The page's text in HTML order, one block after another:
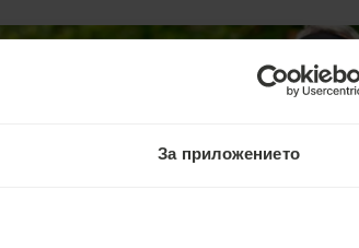
За приложението